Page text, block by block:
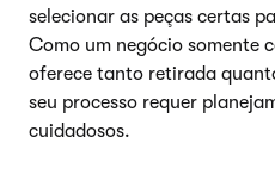
selecionar as peças certas
Como um negócio somente
oferece tanto retirada
seu processo requer
cuidadosos.